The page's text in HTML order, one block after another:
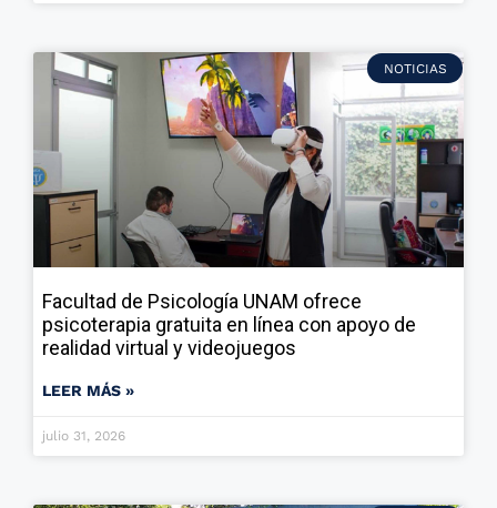
NOTICIAS
Facultad de Psicología UNAM ofrece
psicoterapia gratuita en línea con apoyo de
realidad virtual y videojuegos
LEER MÁS »
julio 31, 2026